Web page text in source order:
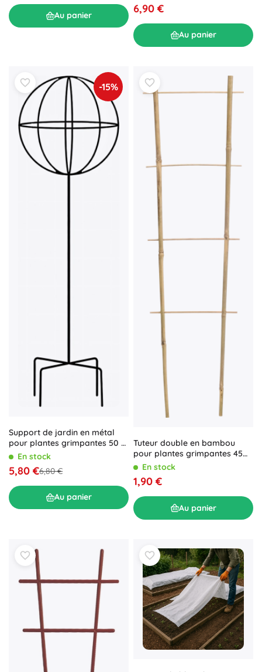
Au panier
6,90 €
Au panier
-15%
Support de jardin en métal
pour plantes grimpantes 50 ×
10 cm – noir
En stock
5,80 €6,80 €
Au panier
Tuteur double en bambou
pour plantes grimpantes 45
cmEn stock
1,90 €
Au panier